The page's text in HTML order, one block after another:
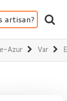
artisan?
Azur Var